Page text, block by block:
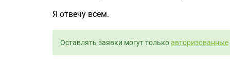
Я отвечу всем.
Оставлять заявки могут толькоавторизованные